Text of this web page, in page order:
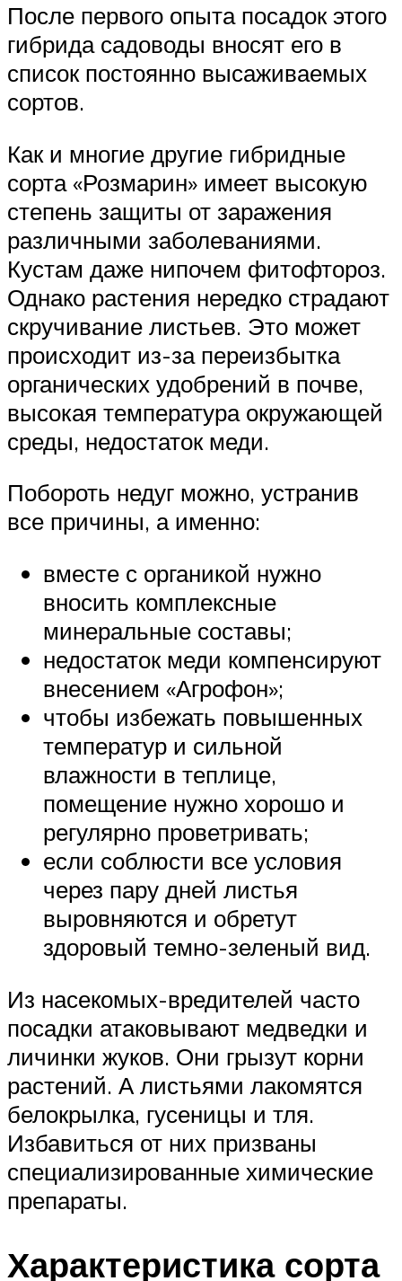
После первого опыта посадок этого
гибрида садоводы вносят его в
список постоянно высаживаемых
сортов.
Как и многие другие гибридные
сорта «Розмарин» имеет высокую
степень защиты от заражения
различными заболеваниями.
Кустам даже нипочем фитофтороз.
Однако растения нередко страдают
скручивание листьев. Это может
происходит из-за переизбытка
органических удобрений в почве,
высокая температура окружающей
среды, недостаток меди.
Побороть недуг можно, устранив
все причины, а именно:
вместе с органикой нужно
вносить комплексные
минеральные составы;
недостаток меди компенсируют
внесением «Агрофон»;
чтобы избежать повышенных
температур и сильной
влажности в теплице,
помещение нужно хорошо и
регулярно проветривать;
если соблюсти все условия
через пару дней листья
выровняются и обретут
здоровый темно-зеленый вид.
Из насекомых-вредителей часто
посадки атаковывают медведки и
личинки жуков. Они грызут корни
растений. А листьями лакомятся
белокрылка, гусеницы и тля.
Избавиться от них призваны
специализированные химические
препараты.
Характеристика сорта